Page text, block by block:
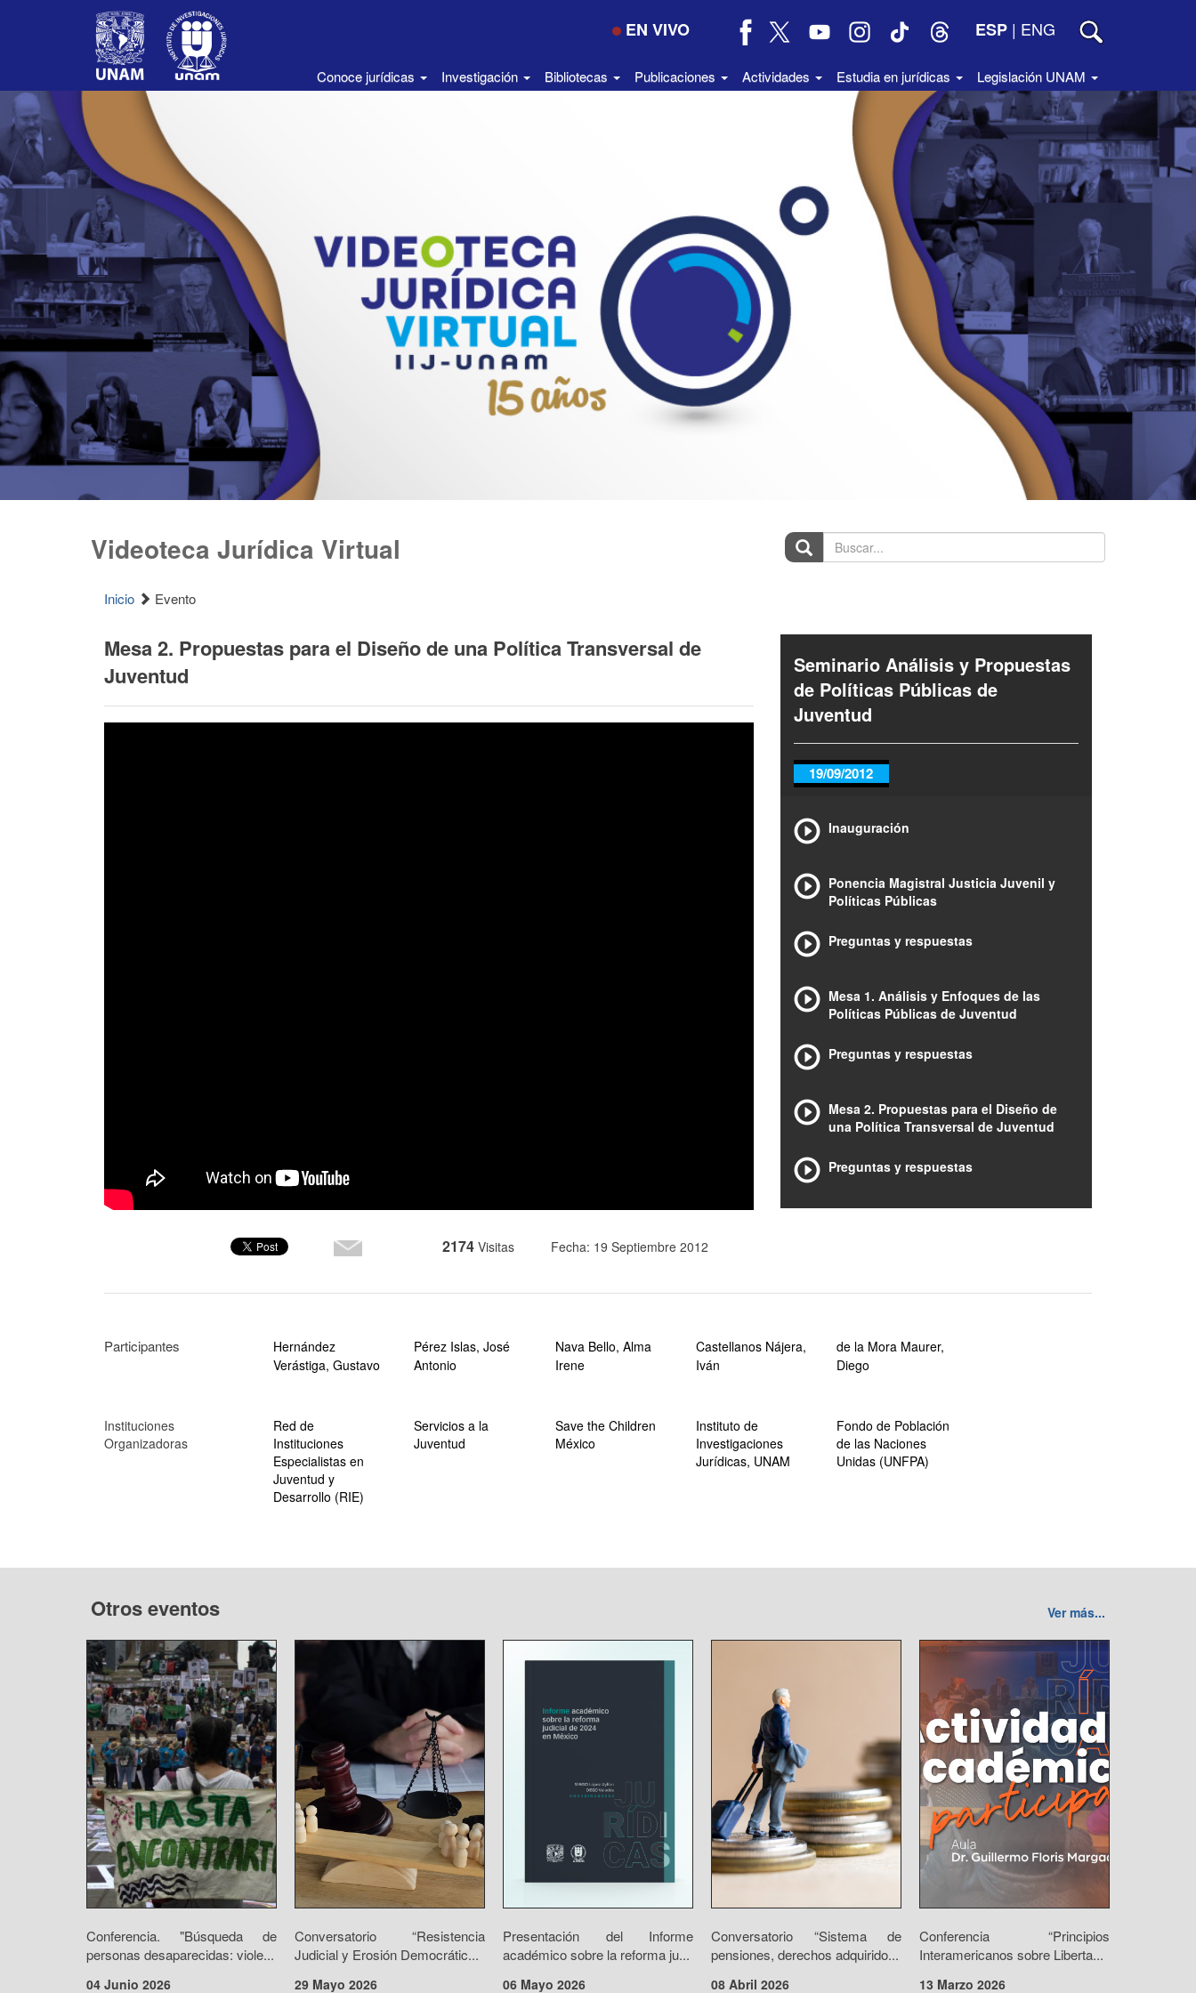
EN VIVO ESP | ENG
Conoce jurídicas Investigación Bibliotecas Publicaciones Actividades Estudia en jurídicas Legislación UNAM
Videoteca Jurídica Virtual Buscar...
Inicio Evento
Mesa 2. Propuestas para el Diseño de una Política Transversal de
Juventud
2174 Visitas Fecha: 19 Septiembre 2012
Seminario Análisis y Propuestas
de Políticas Públicas de
Juventud
19/09/2012
Inauguración
Ponencia Magistral Justicia Juvenil y
Políticas Públicas
Preguntas y respuestas
Mesa 1. Análisis y Enfoques de las
Políticas Públicas de Juventud
Preguntas y respuestas
Mesa 2. Propuestas para el Diseño de
una Política Transversal de Juventud
Preguntas y respuestas
Participantes
Hernández
Verástiga, Gustavo
Pérez Islas, José
Antonio
Nava Bello, Alma
Irene
Castellanos Nájera,
Iván
de la Mora Maurer,
Diego
Instituciones
Organizadoras
Red de
Instituciones
Especialistas en
Juventud y
Desarrollo (RIE)
Servicios a la
Juventud
Save the Children
México
Instituto de
Investigaciones
Jurídicas, UNAM
Fondo de Población
de las Naciones
Unidas (UNFPA)
Otros eventos Ver más...
Conferencia. "Búsqueda de
personas desaparecidas: viole...
04 Junio 2026
Conversatorio “Resistencia
Judicial y Erosión Democrátic...
29 Mayo 2026
Presentación del Informe
académico sobre la reforma ju...
06 Mayo 2026
Conversatorio “Sistema de
pensiones, derechos adquirido...
08 Abril 2026
Conferencia “Principios
Interamericanos sobre Liberta...
13 Marzo 2026